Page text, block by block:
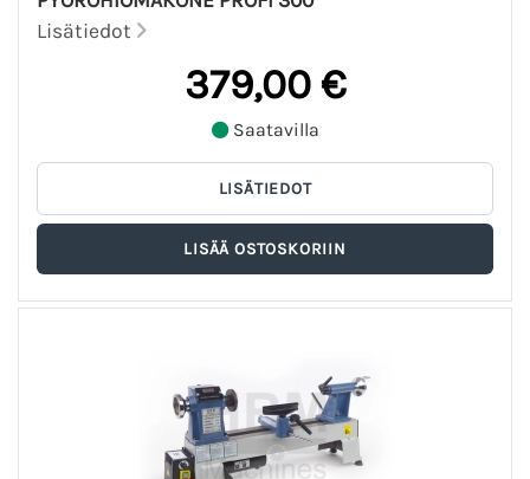
Lisätiedot
379,00 €
Saatavilla